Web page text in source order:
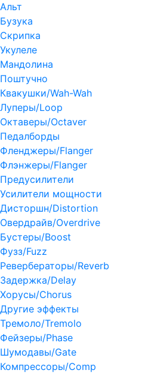
Альт
Бузука
Скрипка
Укулеле
Мандолина
Поштучно
Квакушки/Wah-Wah
Луперы/Loop
Октаверы/Octaver
Педалборды
Фленджеры/Flanger
Флэнжеры/Flanger
Предусилители
Усилители мощности
Дисторшн/Distortion
Овердрайв/Overdrive
Бустеры/Boost
Фузз/Fuzz
Ревербераторы/Reverb
Задержка/Delay
Хорусы/Chorus
Другие эффекты
Тремоло/Tremolo
Фейзеры/Phase
Шумодавы/Gate
Компрессоры/Comp